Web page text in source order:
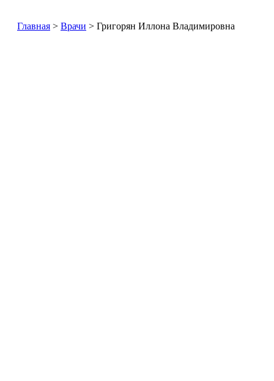
Главная > Врачи > Григорян Иллона Владимировна